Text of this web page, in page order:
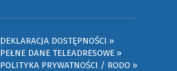
DEKLARACJA DOSTĘPNOŚCI »
PEŁNE DANE TELEADRESOWE »
POLITYKA PRYWATNOŚCI / RODO »